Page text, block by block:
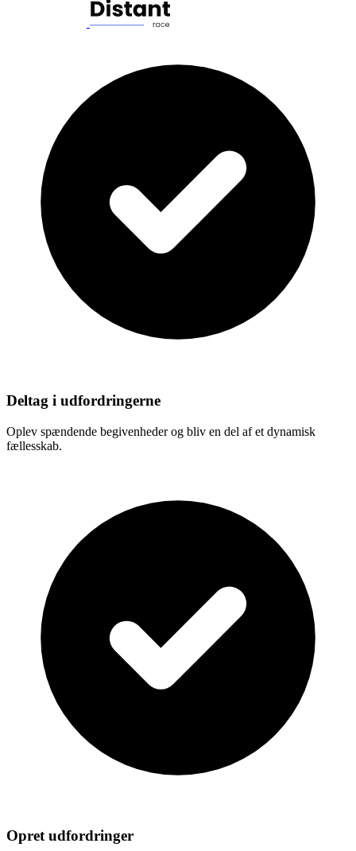
Deltag i udfordringerne
Oplev spændende begivenheder og bliv en del af et dynamisk
fællesskab.
Opret udfordringer